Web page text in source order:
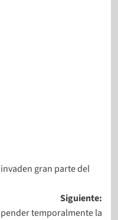
gran parte del
Siguiente:
temporalmente la